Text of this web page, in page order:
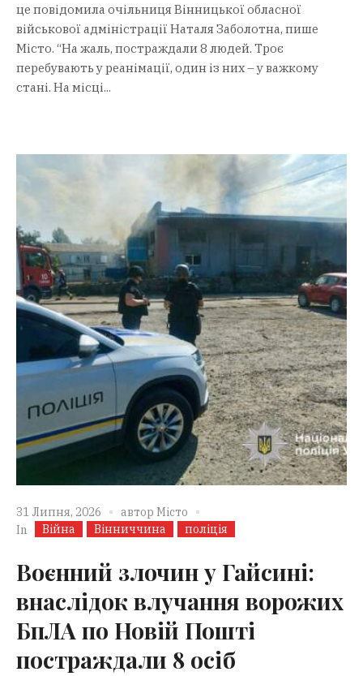
це повідомила очільниця Вінницької обласної
військової адміністрації Наталя Заболотна, пише
Місто. “На жаль, постраждали 8 людей. Троє
перебувають у реанімації, один із них – у важкому
стані. На місці...
31 Липня, 2026 автор Місто
In
Війна Вінниччина поліція
Воєнний злочин у Гайсині:
внаслідок влучання ворожих
БпЛА по Новій Пошті
постраждали 8 осіб